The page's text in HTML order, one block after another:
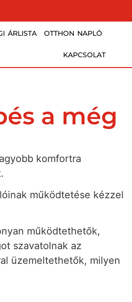
ÁRLISTA OTTHON NAPLÓ
KAPCSOLAT
a még
komfortra
működtetése kézzel
működtethetők,
szavatolnak az
üzemeltethetők, milyen